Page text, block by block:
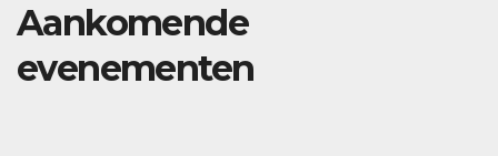
Aankomende
evenementen